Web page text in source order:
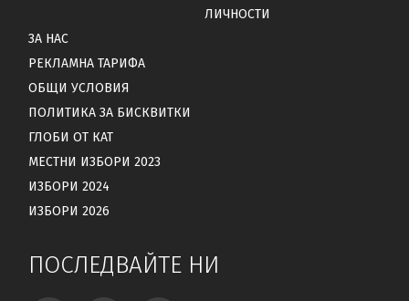
ЛИЧНОСТИ
ЗА НАС
РЕКЛАМНА ТАРИФА
ОБЩИ УСЛОВИЯ
ПОЛИТИКА ЗА БИСКВИТКИ
ГЛОБИ ОТ КАТ
МЕСТНИ ИЗБОРИ 2023
ИЗБОРИ 2024
ИЗБОРИ 2026
ПОСЛЕДВАЙТЕ НИ